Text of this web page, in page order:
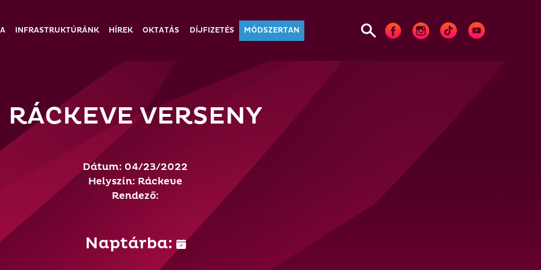
INFRASTRUKTÚRÁNK HÍREK OKTATÁS DÍJFIZETÉS MÓDSZERTAN
RÁCKEVE VERSENY
Dátum: 04/23/2022
Helyszín: Ráckeve
Rendező:
Naptárba: